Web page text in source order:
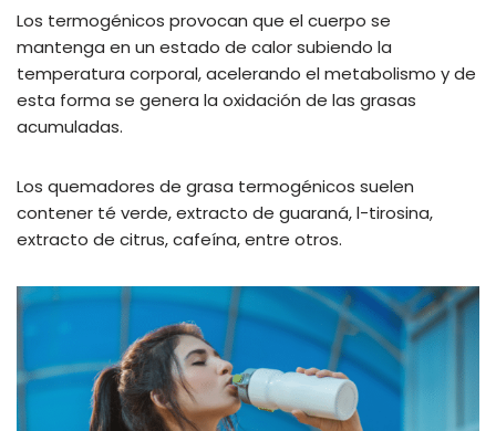
Los termogénicos provocan que el cuerpo se
mantenga en un estado de calor subiendo la
temperatura corporal, acelerando el metabolismo y de
esta forma se genera la oxidación de las grasas
acumuladas.
Los quemadores de grasa termogénicos suelen
contener té verde, extracto de guaraná, l-tirosina,
extracto de citrus, cafeína, entre otros.